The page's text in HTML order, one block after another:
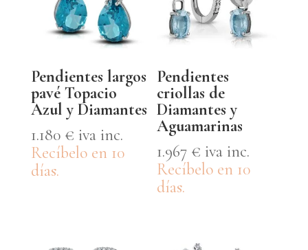
Pendientes largos
pavé Topacio
Azul y Diamantes
1.180 € iva inc.
Recíbelo en 10
días.
Pendientes
criollas de
Diamantes y
Aguamarinas
1.967 € iva inc.
Recíbelo en 10
días.